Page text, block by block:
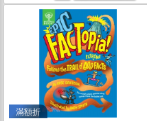
滿額折